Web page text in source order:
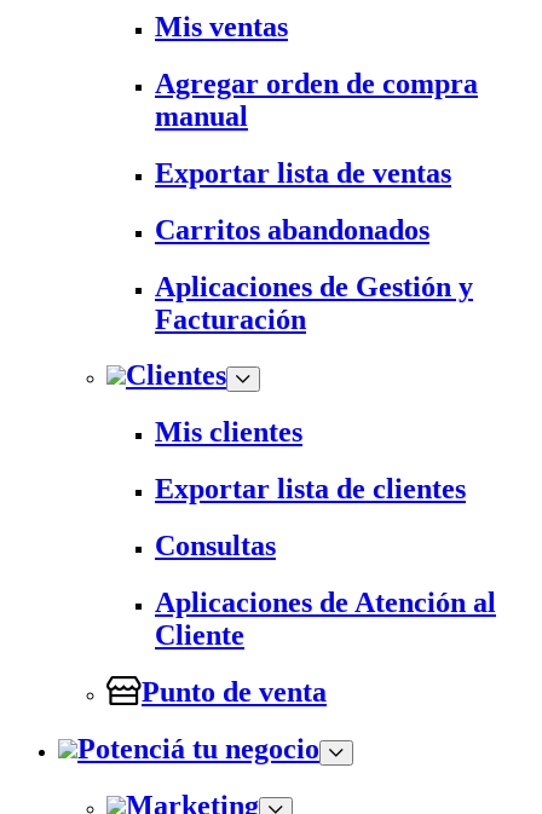
Mis ventas
Agregar orden de compra
manual
Exportar lista de ventas
Carritos abandonados
Aplicaciones de Gestión y
Facturación
Clientes
Mis clientes
Exportar lista de clientes
Consultas
Aplicaciones de Atención al
Cliente
Punto de venta
Potenciá tu negocio
Marketing